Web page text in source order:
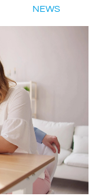
10 Jahren
/ Sanierung
NEWS